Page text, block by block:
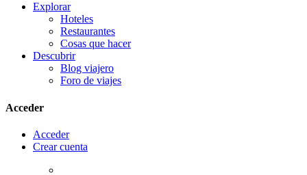
Explorar
Hoteles
Restaurantes
Cosas que hacer
Descubrir
Blog viajero
Foro de viajes
Acceder
Acceder
Crear cuenta